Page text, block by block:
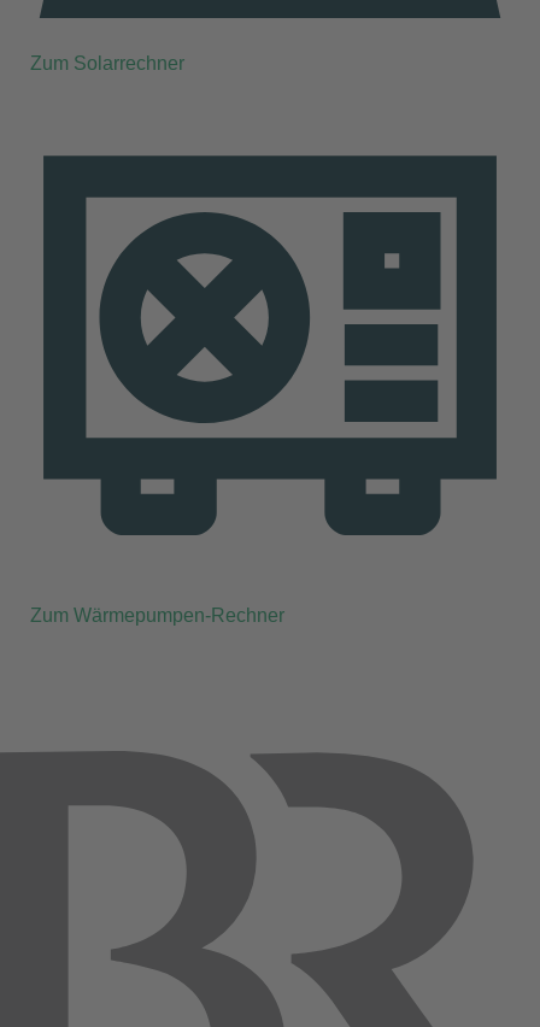
Zum Solarrechner
Zum Wärmepumpen-Rechner